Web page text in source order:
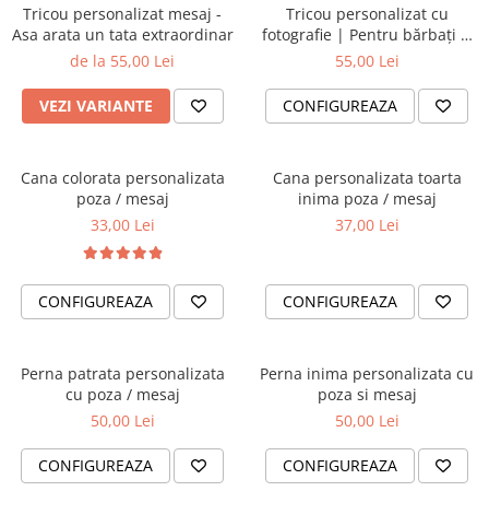
Tricou personalizat mesaj -
Asa arata un tata extraordinar
de la 55,00 Lei
VEZI VARIANTE
Tricou personalizat cu
fotografie | Pentru bărbați și
femei
55,00 Lei
CONFIGUREAZA
Cana colorata personalizata
poza / mesaj
33,00 Lei
CONFIGUREAZA
Cana personalizata toarta
inima poza / mesaj
37,00 Lei
CONFIGUREAZA
Perna patrata personalizata
cu poza / mesaj
50,00 Lei
CONFIGUREAZA
Perna inima personalizata cu
poza si mesaj
50,00 Lei
CONFIGUREAZA